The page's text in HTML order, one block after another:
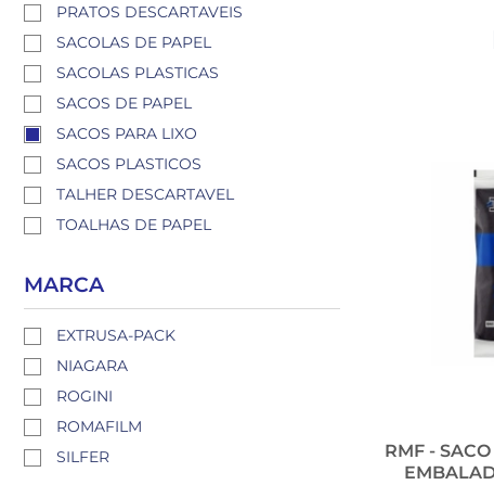
PRATOS DESCARTAVEIS
SACOLAS DE PAPEL
SACOLAS PLASTICAS
SACOS DE PAPEL
SACOS PARA LIXO
SACOS PLASTICOS
TALHER DESCARTAVEL
TOALHAS DE PAPEL
MARCA
EXTRUSA-PACK
NIAGARA
ROGINI
ROMAFILM
SILFER
RMF -